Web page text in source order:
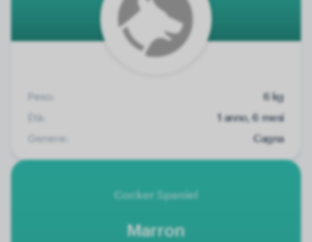
Peso:
6 kg
Età:
1 anno, 6 mesi
Genere:
Cagna
Cocker Spaniel
Marron